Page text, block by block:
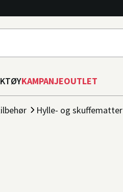
KAMPANJEOUTLET
Hylle- og skuffematter